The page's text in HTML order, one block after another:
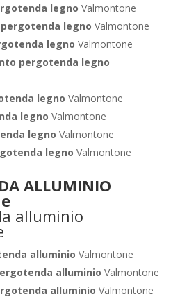
legno Valmontone
legno Valmontone
legno Valmontone
pergotenda legno
legno Valmontone
legno Valmontone
legno Valmontone
legno Valmontone
ALLUMINIO
alluminio Valmontone
alluminio Valmontone
alluminio Valmontone